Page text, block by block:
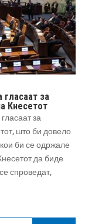
гласаат за
Кнесетот
за
што би довело
би се одржале
да биде
спроведат,